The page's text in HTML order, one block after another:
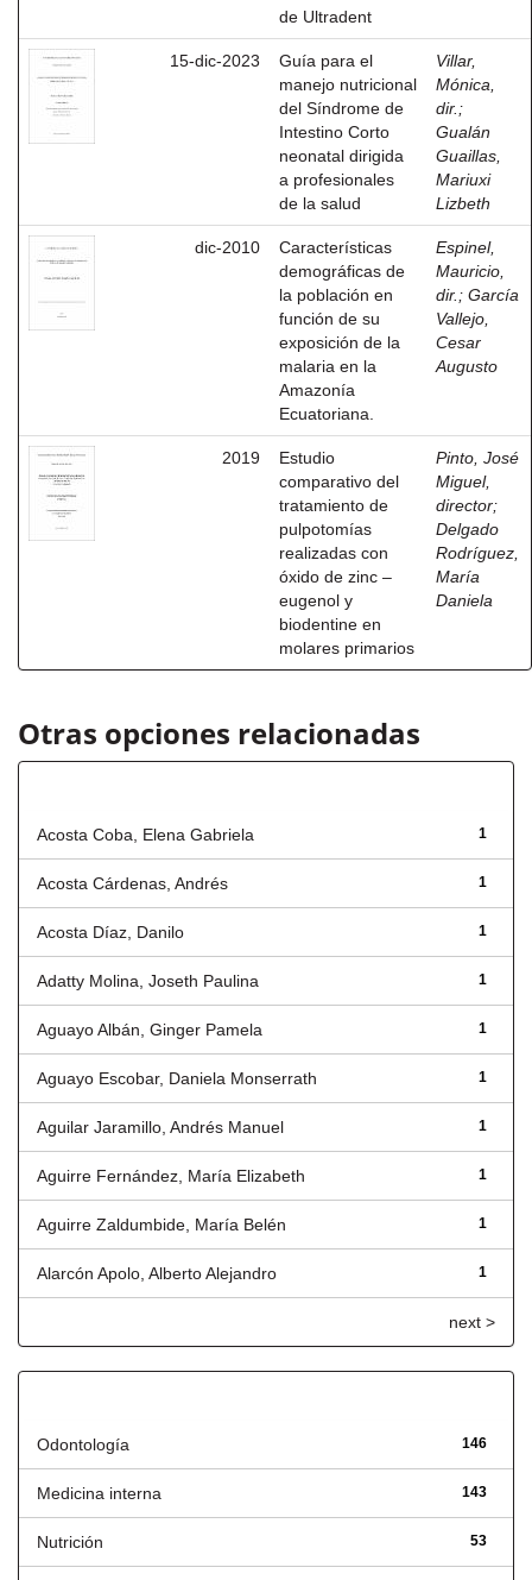
de Ultradent
15-dic-2023
Guía para el
manejo nutricional
del Síndrome de
Intestino Corto
neonatal dirigida
a profesionales
de la salud
Villar,
Mónica,
dir. ;
Gualán
Guaillas,
Mariuxi
Lizbeth
dic-2010
Características
demográficas de
la población en
función de su
exposición de la
malaria en la
Amazonía
Ecuatoriana.
Espinel,
Mauricio,
dir. ; García
Vallejo,
Cesar
Augusto
2019
Estudio
comparativo del
tratamiento de
pulpotomías
realizadas con
óxido de zinc –
eugenol y
biodentine en
molares primarios
Pinto, José
Miguel,
director;
Delgado
Rodríguez,
María
Daniela
Otras opciones relacionadas
1
Acosta Coba, Elena Gabriela
1
Acosta Cárdenas, Andrés
1
Acosta Díaz, Danilo
1
Adatty Molina, Joseth Paulina
1
Aguayo Albán, Ginger Pamela
1
Aguayo Escobar, Daniela Monserrath
1
Aguilar Jaramillo, Andrés Manuel
1
Aguirre Fernández, María Elizabeth
1
Aguirre Zaldumbide, María Belén
1
Alarcón Apolo, Alberto Alejandro
next >
146
Odontología
143
Medicina interna
53
Nutrición